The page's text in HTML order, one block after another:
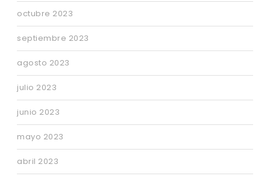
octubre 2023
septiembre 2023
agosto 2023
julio 2023
junio 2023
mayo 2023
abril 2023